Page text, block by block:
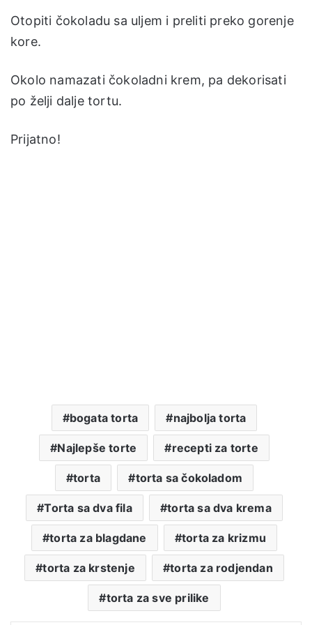
Otopiti čokoladu sa uljem i preliti preko gorenje
kore.
Okolo namazati čokoladni krem, pa dekorisati
po želji dalje tortu.
Prijatno!
bogata torta najbolja torta
Najlepše torte recepti za torte
torta torta sa čokoladom
Torta sa dva fila torta sa dva krema
torta za blagdane torta za krizmu
torta za krstenje torta za rodjendan
torta za sve prilike